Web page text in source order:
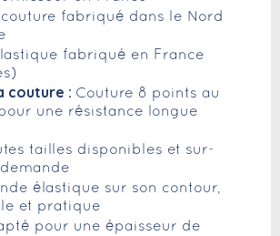
couture fabriqué dans le Nord
fabriqué en France
couture : Couture 8 points au
une résistance longue
tailles disponibles et sur-
élastique sur son contour,
et pratique
pour une épaisseur de